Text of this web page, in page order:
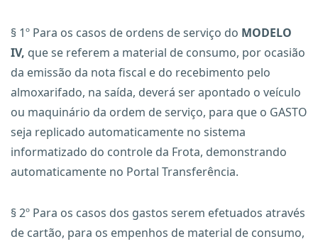
§ 1º Para os casos de ordens de serviço do MODELO
IV, que se referem a material de consumo, por ocasião
da emissão da nota fiscal e do recebimento pelo
almoxarifado, na saída, deverá ser apontado o veículo
ou maquinário da ordem de serviço, para que o GASTO
seja replicado automaticamente no sistema
informatizado do controle da Frota, demonstrando
automaticamente no Portal Transferência.
§ 2º Para os casos dos gastos serem efetuados através
de cartão, para os empenhos de material de consumo,